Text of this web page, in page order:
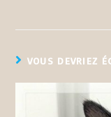
VOUS DEVRIEZ